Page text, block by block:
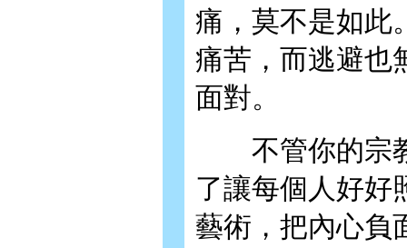
痛，莫不是如此
痛苦，而逃避也
面對。
不管你的宗教
了讓每個人好好
藝術，把內心負